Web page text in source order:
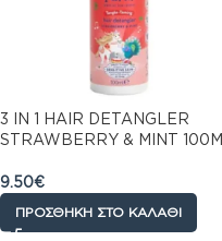
3 IN 1 HAIR DETANGLER
STRAWBERRY & MINT
9.50€
ΠΡΟΣΘΉΚΗ ΣΤΟ ΚΑΛΆΘΙ